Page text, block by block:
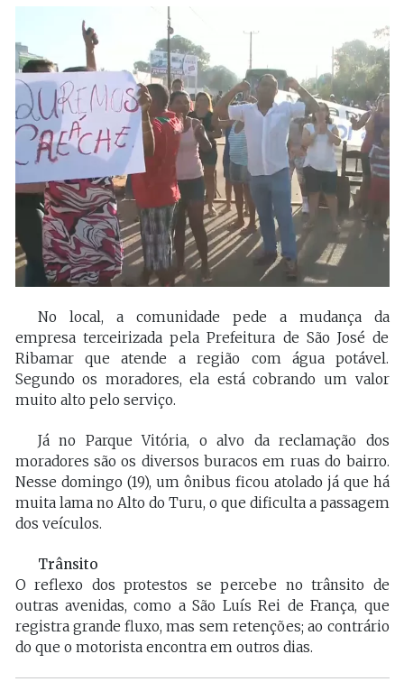
No local, a comunidade pede a mudança da
empresa terceirizada pela Prefeitura de São José de
Ribamar que atende a região com água potável.
Segundo os moradores, ela está cobrando um valor
muito alto pelo serviço.
Já no Parque Vitória, o alvo da reclamação dos
moradores são os diversos buracos em ruas do bairro.
Nesse domingo (19), um ônibus ficou atolado já que há
muita lama no Alto do Turu, o que dificulta a passagem
dos veículos.
Trânsito
O reflexo dos protestos se percebe no trânsito de
outras avenidas, como a São Luís Rei de França, que
registra grande fluxo, mas sem retenções; ao contrário
do que o motorista encontra em outros dias.